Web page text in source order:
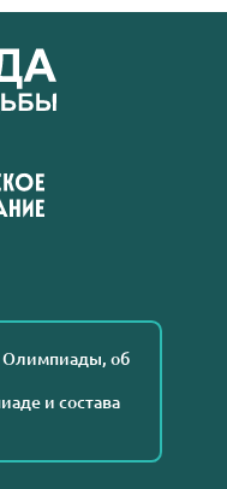
Олимпиады, об
и состава